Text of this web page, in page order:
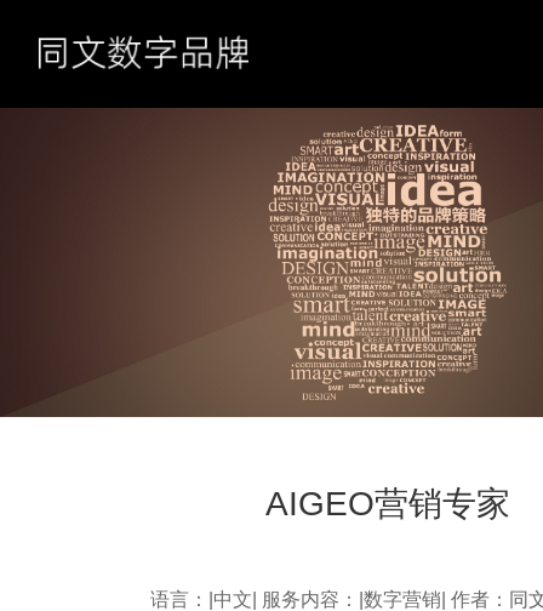
AIGEO营销专家
语言：|中文| 服务内容：|数字营销| 作者： 同